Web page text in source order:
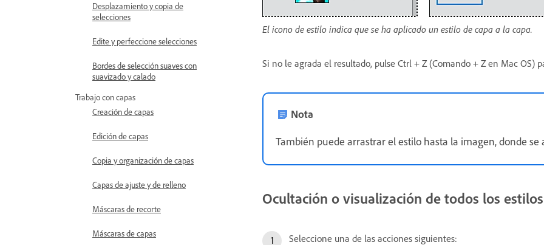
Desplazamiento y copia de
selecciones
Edite y perfeccione selecciones
Bordes de selección suaves con
suavizado y calado
Trabajo con capas
Creación de capas
Edición de capas
Copia y organización de capas
Capas de ajuste y de relleno
Máscaras de recorte
Máscaras de capas
El icono de estilo indica que se ha aplicado un estilo de capa a la capa.
Si no le agrada el resultado, pulse Ctrl + Z (Comando + Z en Mac OS)
Nota
También puede arrastrar el estilo hasta la imagen, donde se
Ocultación o visualización de todos los
Seleccione una de las acciones siguientes: